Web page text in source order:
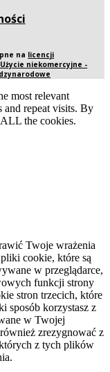
na licencji
niekomercyjne -
most relevant
and repeat visits. By
the cookies.
Twoje wrażenia
cookie, które są
w przeglądarce,
funkcji strony
stron trzecich, które
sposób korzystasz z
w Twojej
zrezygnować z
z tych plików